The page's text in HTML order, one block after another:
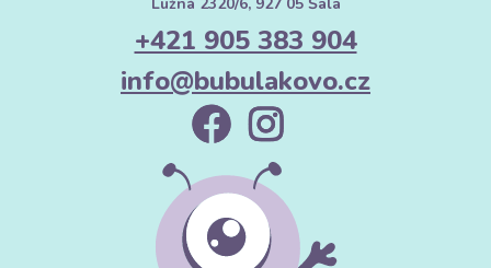
+421 905 383 904
info@bubulakovo.cz